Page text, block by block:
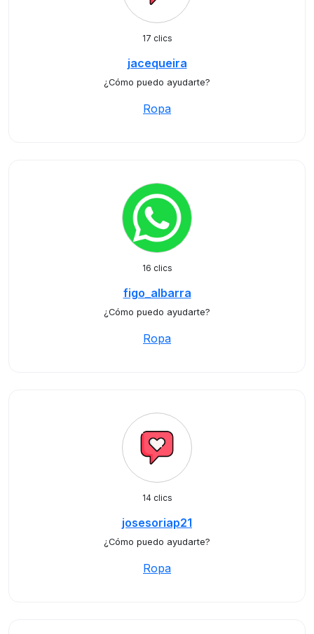
17 clics
jacequeira
¿Cómo puedo ayudarte?
Ropa
16 clics
figo_albarra
¿Cómo puedo ayudarte?
Ropa
14 clics
josesoriap21
¿Cómo puedo ayudarte?
Ropa